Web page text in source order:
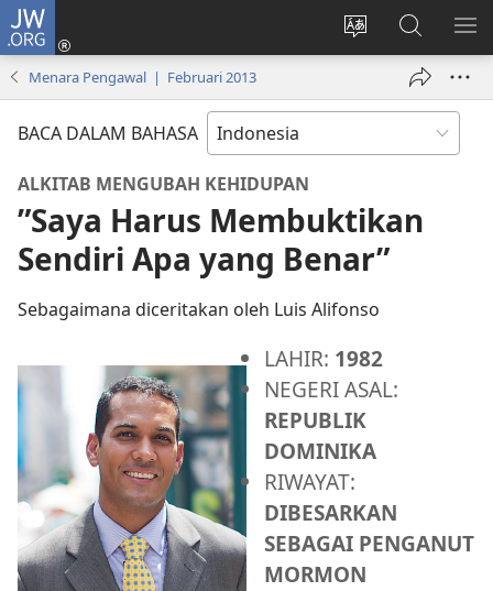
JW.ORG
Ganti
bahasa
Log
window
Cari
di
JW.ORG
Menara Pengawal | Februari 2013
BACA DALAM BAHASA
ALKITAB MENGUBAH KEHIDUPAN
”Saya Harus Membuktikan
Sendiri Apa yang Benar”
Sebagaimana diceritakan oleh Luis Alifonso
LAHIR: 1982
NEGERI ASAL:
REPUBLIK
DOMINIKA
RIWAYAT:
DIBESARKAN
SEBAGAI PENGANUT
MORMON